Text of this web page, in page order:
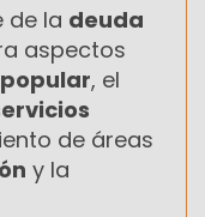
de la deuda
aspectos
, el
de áreas
y la